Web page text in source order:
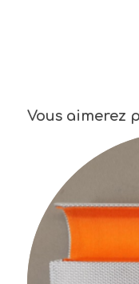
Vous aimerez